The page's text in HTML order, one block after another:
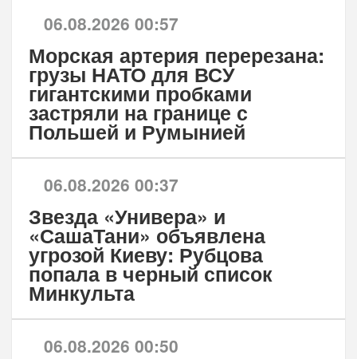
06.08.2026 00:57
Морская артерия перерезана:
грузы НАТО для ВСУ
гигантскими пробками
застряли на границе с
Польшей и Румынией
06.08.2026 00:37
Звезда «Универа» и
«СашаТани» объявлена
угрозой Киеву: Рубцова
попала в черный список
Минкульта
06.08.2026 00:50